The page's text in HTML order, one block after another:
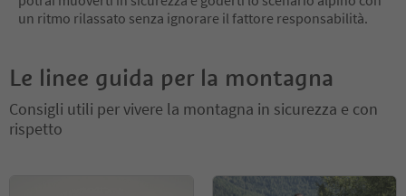
un ritmo rilassato senza ignorare il fattore responsabilità.
Le linee guida per la montagna
Consigli utili per vivere la montagna in sicurezza e con
rispetto